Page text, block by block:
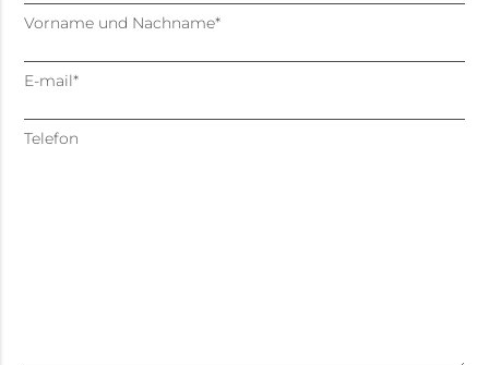
Vorname und Nachname*
E-mail*
Telefon